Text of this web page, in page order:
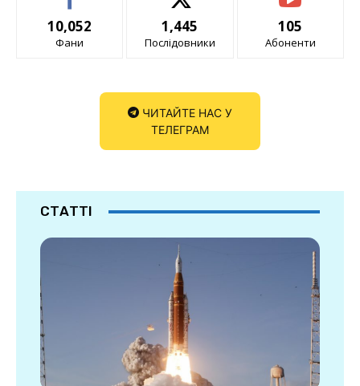
10,052
Фани
1,445
Послідовники
105
Абоненти
ЧИТАЙТЕ НАС У
ТЕЛЕГРАМ
СТАТТІ